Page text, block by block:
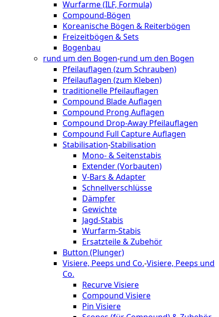
Wurfarme (ILF, Formula)
Compound-Bögen
Koreanische Bögen & Reiterbögen
Freizeitbögen & Sets
Bogenbau
rund um den Bogen-rund um den Bogen
Pfeilauflagen (zum Schrauben)
Pfeilauflagen (zum Kleben)
traditionelle Pfeilauflagen
Compound Blade Auflagen
Compound Prong Auflagen
Compound Drop-Away Pfeilauflagen
Compound Full Capture Auflagen
Stabilisation-Stabilisation
Mono- & Seitenstabis
Extender (Vorbauten)
V-Bars & Adapter
Schnellverschlüsse
Dämpfer
Gewichte
Jagd-Stabis
Wurfarm-Stabis
Ersatzteile & Zubehör
Button (Plunger)
Visiere, Peeps und Co.-Visiere, Peeps und
Co.
Recurve Visiere
Compound Visiere
Pin Visiere